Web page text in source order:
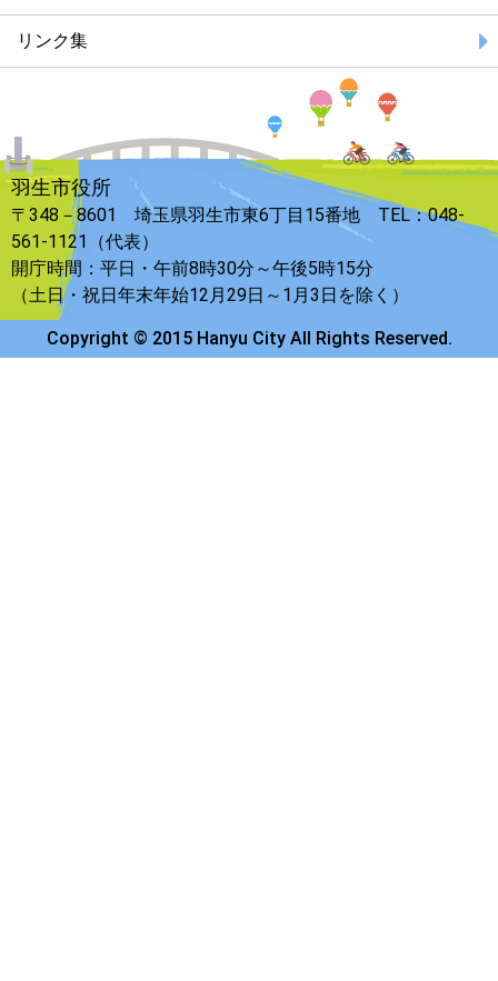
リンク集
羽生市役所
〒348－8601 埼玉県羽生市東6丁目15番地 TEL：048-
561-1121（代表）
開庁時間：平日・午前8時30分～午後5時15分
（土日・祝日年末年始12月29日～1月3日を除く）
Copyright © 2015 Hanyu City All Rights Reserved.